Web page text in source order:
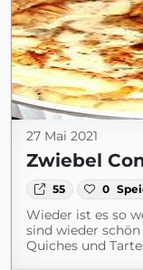
27 Mai 2021
Zwiebel
55 0
Wieder ist es so
sind wieder
Quiches und